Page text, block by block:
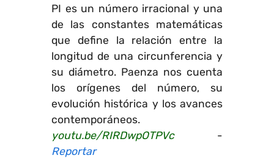
PI es un número irracional y una
de las constantes matemáticas
que define la relación entre la
longitud de una circunferencia y
su diámetro. Paenza nos cuenta
los orígenes del número, su
evolución histórica y los avances
contemporáneos.
youtu.be/RIRDwpOTPVc-
Reportar